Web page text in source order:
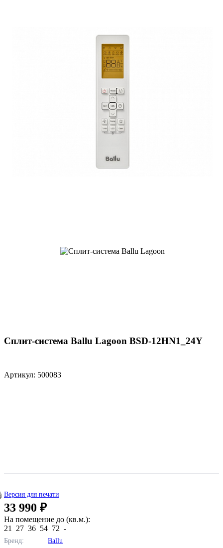
Сплит-система Ballu Lagoon BSD-12HN1_24Y
Артикул: 500083
Версия для печати
33 990 ₽
На помещение до (кв.м.):
21
27 36 54 72 -
Бренд:
Ballu